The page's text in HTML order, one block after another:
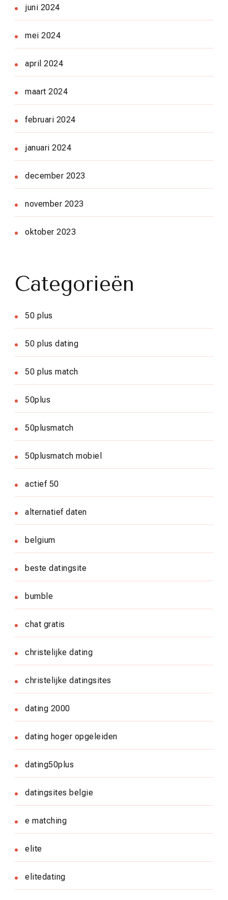
juni 2024
mei 2024
april 2024
maart 2024
februari 2024
januari 2024
december 2023
november 2023
oktober 2023
Categorieën
50 plus
50 plus dating
50 plus match
50plus
50plusmatch
50plusmatch mobiel
actief 50
alternatief daten
belgium
beste datingsite
bumble
chat gratis
christelijke dating
christelijke datingsites
dating 2000
dating hoger opgeleiden
dating50plus
datingsites belgie
e matching
elite
elitedating